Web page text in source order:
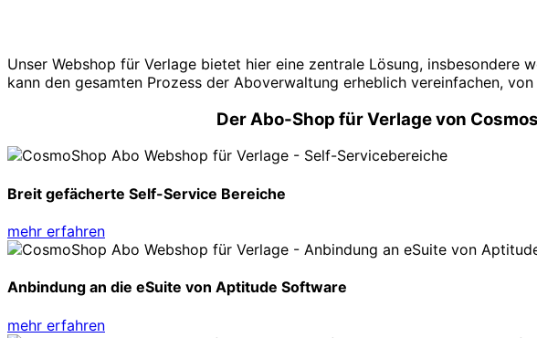
Unser Webshop für Verlage bietet hier eine zentrale Lösung,
kann den gesamten Prozess der Aboverwaltung erheblich vereinfachen,
Der Abo-Shop für Verlage von
Breit gefächerte Self-Service Bereiche
mehr erfahren
Anbindung an die eSuite von Aptitude Software
mehr erfahren